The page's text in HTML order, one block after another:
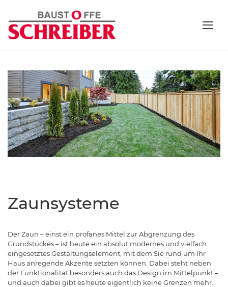
Zaunsysteme
Der Zaun – einst ein profanes Mittel zur Abgrenzung des
Grundstückes – ist heute ein absolut modernes und vielfach
eingesetztes Gestaltungselement, mit dem Sie rund um Ihr
Haus anregende Akzente setzten können. Dabei steht neben
der Funktionalität besonders auch das Design im Mittelpunkt –
und auch dabei gibt es heute eigentlich keine Grenzen mehr.